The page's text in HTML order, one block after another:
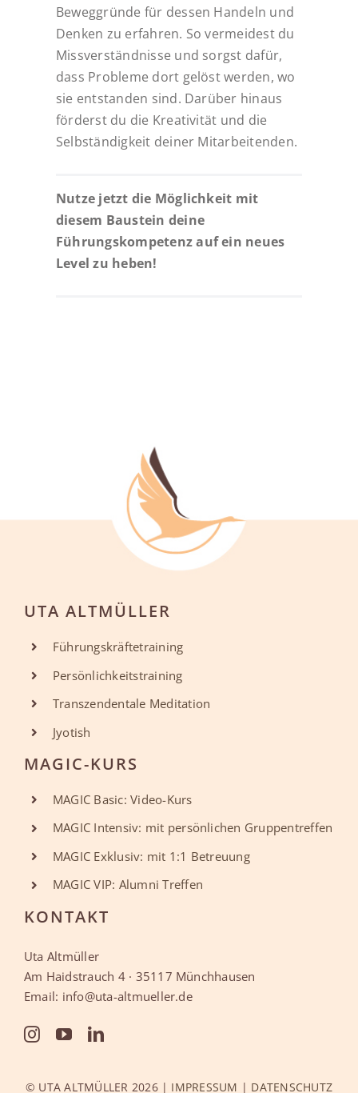
Beweggründe für dessen Handeln und
Denken zu erfahren. So vermeidest du
Missverständnisse und sorgst dafür,
dass Probleme dort gelöst werden, wo
sie entstanden sind. Darüber hinaus
förderst du die Kreativität und die
Selbständigkeit deiner Mitarbeitenden.
Nutze jetzt die Möglichkeit mit
diesem Baustein deine
Führungskompetenz auf ein neues
Level zu heben!
UTA ALTMÜLLER
Führungskräftetraining
Persönlichkeitstraining
Transzendentale Meditation
Jyotish
MAGIC-KURS
MAGIC Basic: Video-Kurs
MAGIC Intensiv: mit persönlichen Gruppentreffen
MAGIC Exklusiv: mit 1:1 Betreuung
MAGIC VIP: Alumni Treffen
KONTAKT
Uta Altmüller
Am Haidstrauch 4 · 35117 Münchhausen
Email: info@uta-altmueller.de
© UTA ALTMÜLLER 2026 | IMPRESSUM | DATENSCHUTZ